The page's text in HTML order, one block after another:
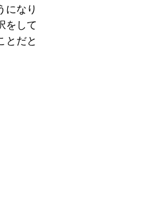
になり
をして
とだと